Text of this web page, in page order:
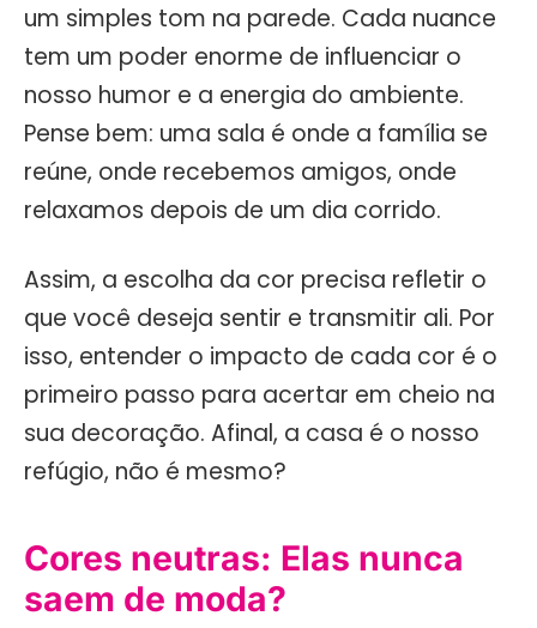
um simples tom na parede. Cada nuance
tem um poder enorme de influenciar o
nosso humor e a energia do ambiente.
Pense bem: uma sala é onde a família se
reúne, onde recebemos amigos, onde
relaxamos depois de um dia corrido.
Assim, a escolha da cor precisa refletir o
que você deseja sentir e transmitir ali. Por
isso, entender o impacto de cada cor é o
primeiro passo para acertar em cheio na
sua decoração. Afinal, a casa é o nosso
refúgio, não é mesmo?
Cores neutras: Elas nunca
saem de moda?